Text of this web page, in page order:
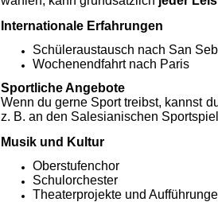
Internationale Erfahrungen
Schüleraustausch nach San
Wochenendfahrt nach Paris
Sportliche Angebote
Wenn du gerne Sport treibst, kannst
z. B. an den Salesianischen
Musik und Kultur
Oberstufenchor
Schulorchester
Theaterprojekte und